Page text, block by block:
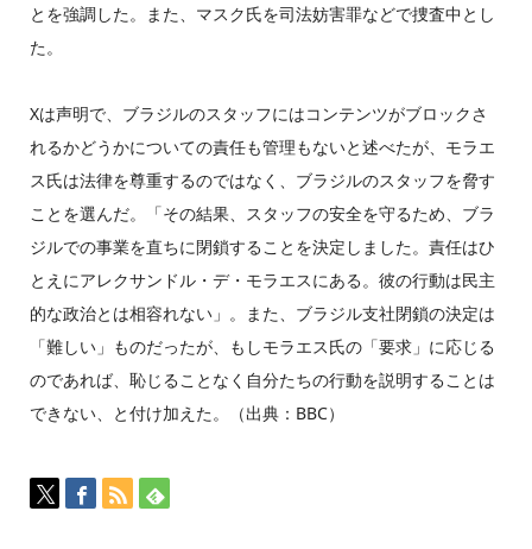
とを強調した。また、マスク氏を司法妨害罪などで捜査中とし
た。
Xは声明で、ブラジルのスタッフにはコンテンツがブロックさ
れるかどうかについての責任も管理もないと述べたが、モラエ
ス氏は法律を尊重するのではなく、ブラジルのスタッフを脅す
ことを選んだ。「その結果、スタッフの安全を守るため、ブラ
ジルでの事業を直ちに閉鎖することを決定しました。責任はひ
とえにアレクサンドル・デ・モラエスにある。彼の行動は民主
的な政治とは相容れない」。また、ブラジル支社閉鎖の決定は
「難しい」ものだったが、もしモラエス氏の「要求」に応じる
のであれば、恥じることなく自分たちの行動を説明することは
できない、と付け加えた。（出典：BBC）